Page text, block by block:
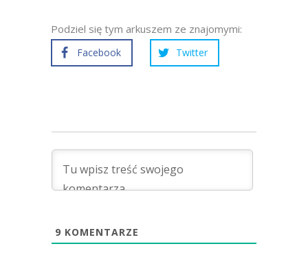
Podziel się tym arkuszem ze znajomymi:
Facebook Twitter
9 KOMENTARZE